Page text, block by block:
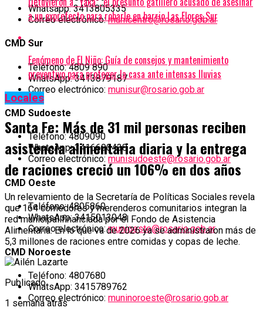
Whatsapp: 3413805335
Correo electrónico:municentro@rosario.gob.ar
CMD Sur
Teléfono: 4809 890
WhatsApp: 3413879187
Correo electrónico: munisur@rosario.gob.ar
CMD Sudoeste
Teléfono: 4809090
WhatsApp: 3416690438
Correo electrónico: munisudoeste@rosario.gob.ar
CMD Oeste
Teléfono: 4805860
WhatsApp: 3415013048
Correo electrónico:munioeste@rosario.gob.ar
CMD Noroeste
Teléfono: 4807680
WhatsApp: 3415789762
Correo electrónico: muninoroeste@rosario.gob.ar
a un exprefecto para robarle en barrio Las Flores Sur
Fenómeno de El Niño: Guía de consejos y mantenimiento
preventivo para proteger la casa ante intensas lluvias
Locales
Santa Fe: Más de 31 mil personas reciben
asistencia alimentaria diaria y la entrega
de raciones creció un 106% en dos años
Un relevamiento de la Secretaría de Políticas Sociales revela
que 164 comedores y merenderos comunitarios integran la
red municipal financiada por el Fondo de Asistencia
Alimentaria. En lo que va de 2026 ya se administraron más de
5,3 millones de raciones entre comidas y copas de leche.
Publicado
1 semana atrás